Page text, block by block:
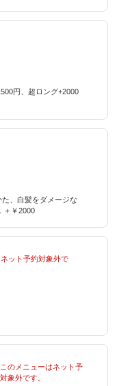
円、超ロング+2000
、白髪をダメージな
￥2000
ット予約対象外で
のメニューはネット予
象外です。